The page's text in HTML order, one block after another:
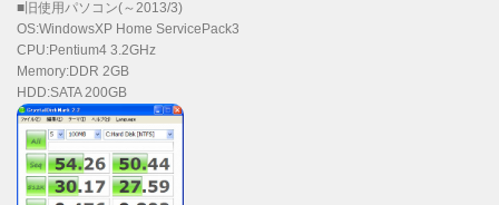
■旧使用パソコン(～2013/3)
OS:WindowsXP Home ServicePack3
CPU:Pentium4 3.2GHz
Memory:DDR 2GB
HDD:SATA 200GB